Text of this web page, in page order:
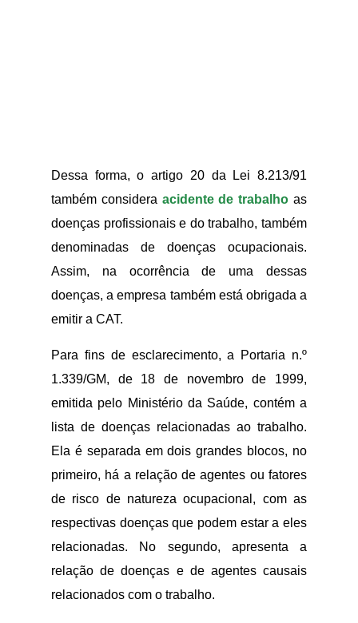
Dessa forma, o artigo 20 da Lei 8.213/91
também considera acidente de trabalho as
doenças profissionais e do trabalho, também
denominadas de doenças ocupacionais.
Assim, na ocorrência de uma dessas
doenças, a empresa também está obrigada a
emitir a CAT.
Para fins de esclarecimento, a Portaria n.º
1.339/GM, de 18 de novembro de 1999,
emitida pelo Ministério da Saúde, contém a
lista de doenças relacionadas ao trabalho.
Ela é separada em dois grandes blocos, no
primeiro, há a relação de agentes ou fatores
de risco de natureza ocupacional, com as
respectivas doenças que podem estar a eles
relacionadas. No segundo, apresenta a
relação de doenças e de agentes causais
relacionados com o trabalho.